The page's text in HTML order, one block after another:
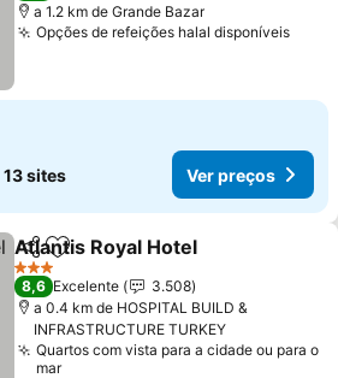
a 1.2 km de Grande Bazar
Opções de refeições halal disponíveis
13 sites Ver preços
PartilharAdicionar aos favoritos
Atlantis Royal Hotel
3 Estrelas
8,6 Excelente
3.508
a 0.4 km de HOSPITAL BUILD &
INFRASTRUCTURE TURKEY
Quartos com vista para a cidade ou para o
mar